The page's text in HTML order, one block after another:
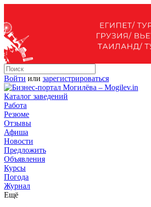
Войти или зарегистрироваться
Каталог заведений
Работа
Резюме
Отзывы
Афиша
Новости
Предложить
Объявления
Курсы
Погода
Журнал
Ещё